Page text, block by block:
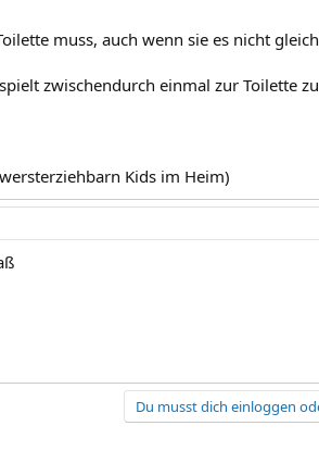
muss, auch wenn sie es nicht
zwischendurch einmal zur Toilette
Kids im Heim)
Du musst dich einloggen